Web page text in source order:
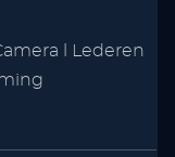
l Lederen